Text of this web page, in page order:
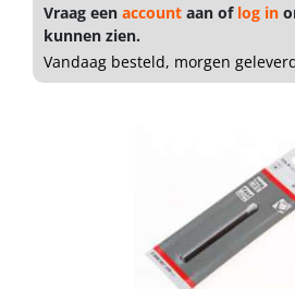
Vraag een account aan of log in
kunnen zien.
Vandaag besteld, morgen